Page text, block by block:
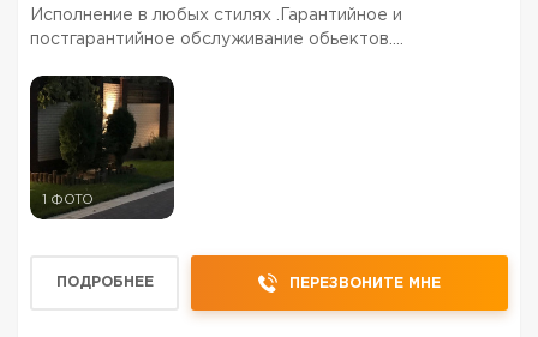
Исполнение в любых стилях .Гарантийное и
постгарантийное обслуживание обьектов.
обьектов.Работали в разных областях страны и за
рубежом.Недорого.Торг уме...
1 ФОТО
ПОДРОБНЕЕ ПЕРЕЗВОНИТЕ МНЕ